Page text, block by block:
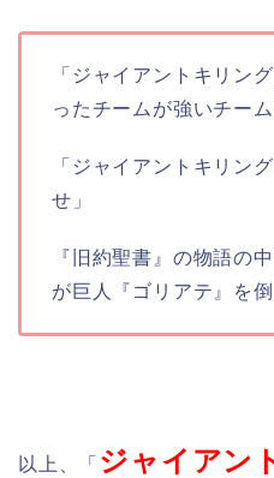
「ジャイアントキリン
ったチームが強いチー
「ジャイアントキリン
せ」
『旧約聖書』の物語の
が巨人『ゴリアテ』を
以上、「 ジャイアン